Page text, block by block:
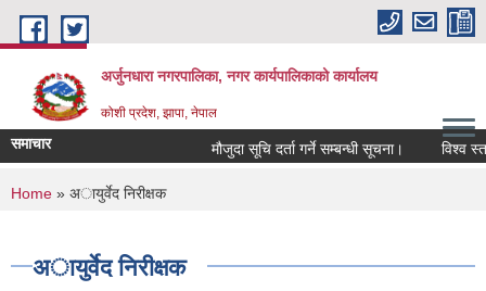
Skip to main content
अर्जुनधारा नगरपालिका, नगर कार्यपालिकाको कार्यालय
कोशी प्रदेश, झापा, नेपाल
समाचार मौजुदा सूचि दर्ता गर्ने सम्बन्धी सूचना। विश्व
You are here
Home » अायुर्वेद निरीक्षक
अायुर्वेद निरीक्षक